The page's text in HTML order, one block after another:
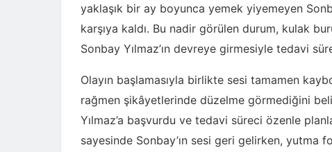
yaklaşık bir ay boyunca yemek yiyemeyen
karşıya kaldı. Bu nadir görülen durum, kulak
Sonbay Yılmaz’ın devreye girmesiyle tedavi
Olayın başlamasıyla birlikte sesi tamamen
rağmen şikâyetlerinde düzelme görmediğini
Yılmaz’a başvurdu ve tedavi süreci özenle
sayesinde Sonbay’ın sesi geri gelirken, yutma